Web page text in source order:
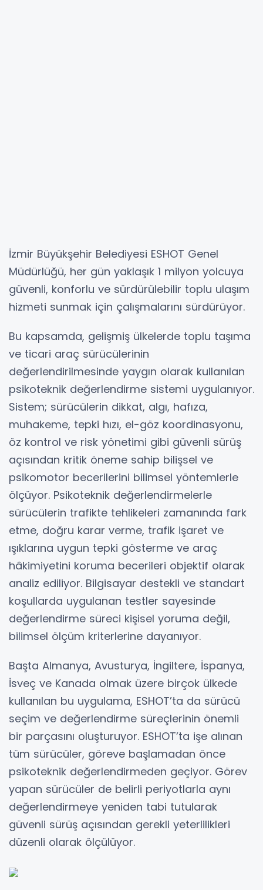
İzmir Büyükşehir Belediyesi ESHOT Genel
Müdürlüğü, her gün yaklaşık 1 milyon yolcuya
güvenli, konforlu ve sürdürülebilir toplu ulaşım
hizmeti sunmak için çalışmalarını sürdürüyor.
Bu kapsamda, gelişmiş ülkelerde toplu taşıma
ve ticari araç sürücülerinin
değerlendirilmesinde yaygın olarak kullanılan
psikoteknik değerlendirme sistemi uygulanıyor.
Sistem; sürücülerin dikkat, algı, hafıza,
muhakeme, tepki hızı, el-göz koordinasyonu,
öz kontrol ve risk yönetimi gibi güvenli sürüş
açısından kritik öneme sahip bilişsel ve
psikomotor becerilerini bilimsel yöntemlerle
ölçüyor. Psikoteknik değerlendirmelerle
sürücülerin trafikte tehlikeleri zamanında fark
etme, doğru karar verme, trafik işaret ve
ışıklarına uygun tepki gösterme ve araç
hâkimiyetini koruma becerileri objektif olarak
analiz ediliyor. Bilgisayar destekli ve standart
koşullarda uygulanan testler sayesinde
değerlendirme süreci kişisel yoruma değil,
bilimsel ölçüm kriterlerine dayanıyor.
Başta Almanya, Avusturya, İngiltere, İspanya,
İsveç ve Kanada olmak üzere birçok ülkede
kullanılan bu uygulama, ESHOT’ta da sürücü
seçim ve değerlendirme süreçlerinin önemli
bir parçasını oluşturuyor. ESHOT’ta işe alınan
tüm sürücüler, göreve başlamadan önce
psikoteknik değerlendirmeden geçiyor. Görev
yapan sürücüler de belirli periyotlarla aynı
değerlendirmeye yeniden tabi tutularak
güvenli sürüş açısından gerekli yeterlilikleri
düzenli olarak ölçülüyor.